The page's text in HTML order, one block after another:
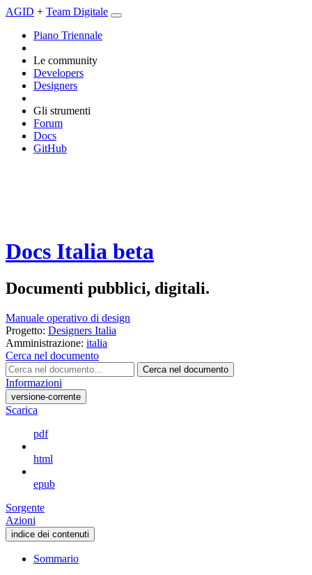
AGID + Team Digitale
Piano Triennale
Le community
Developers
Designers
Gli strumenti
Forum
Docs
GitHub
Docs Italia beta
Documenti pubblici, digitali.
Manuale operativo di design
Progetto: Designers Italia
Amministrazione: italia
Cerca nel documento
Cerca nel documento
Informazioni
versione-corrente
Scarica
pdf
html
epub
Sorgente
Azioni
indice dei contenuti
Sommario